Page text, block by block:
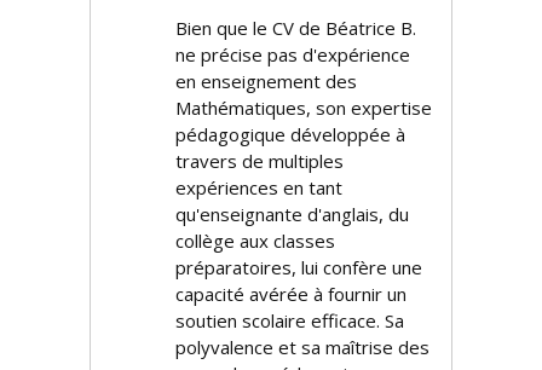
Bien que le CV de Béatrice B.
ne précise pas d'expérience
en enseignement des
Mathématiques, son expertise
pédagogique développée à
travers de multiples
expériences en tant
qu'enseignante d'anglais, du
collège aux classes
préparatoires, lui confère une
capacité avérée à fournir un
soutien scolaire efficace. Sa
polyvalence et sa maîtrise des